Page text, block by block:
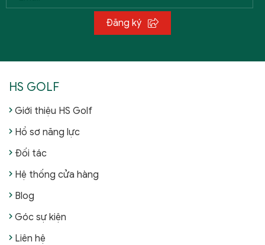
Đăng ký
HS GOLF
Giới thiệu HS Golf
Hồ sơ năng lực
Đối tác
Hệ thống cửa hàng
Blog
Góc sự kiện
Liên hệ